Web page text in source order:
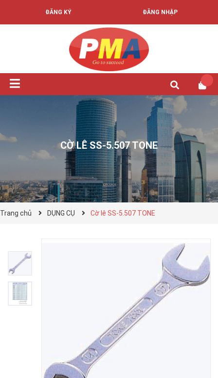
ĐĂNG KÝ ĐĂNG NHẬP
CỜ LÊ SS-5.507 TONE
Trang chủ DỤNG CỤ Cờ lê SS-5.507 TONE